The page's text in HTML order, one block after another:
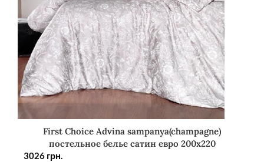
First Choice Advina sampanya(champagne)
постельное белье сатин евро 200х220
3026 грн.